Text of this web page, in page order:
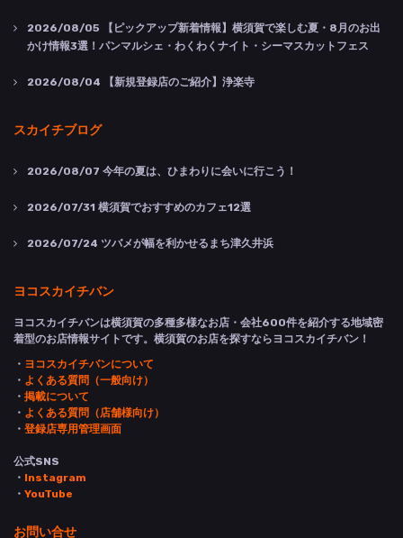
2026/08/05 【ピックアップ新着情報】横須賀で楽しむ夏・8月のお出
かけ情報3選！パンマルシェ・わくわくナイト・シーマスカットフェス
2026/08/04 【新規登録店のご紹介】浄楽寺
スカイチブログ
2026/08/07 今年の夏は、ひまわりに会いに行こう！
2026/07/31 横須賀でおすすめのカフェ12選
2026/07/24 ツバメが幅を利かせるまち津久井浜
ヨコスカイチバン
ヨコスカイチバンは横須賀の多種多様なお店・会社600件を紹介する地域密
着型のお店情報サイトです。横須賀のお店を探すならヨコスカイチバン！
・ ヨコスカイチバンについて
・ よくある質問（一般向け）
・ 掲載について
・ よくある質問（店舗様向け）
・ 登録店専用管理画面
公式SNS
・ Instagram
・ YouTube
お問い合せ